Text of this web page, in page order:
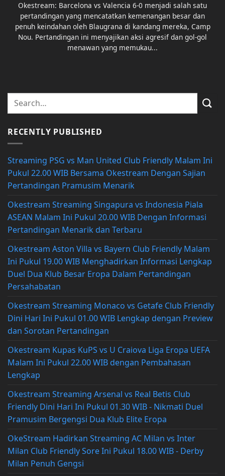
Okestream: Barcelona vs Valencia 6-0 menjadi salah satu
pertandingan yang mencatatkan kemenangan besar dan
penuh keindahan oleh Blaugrana di kandang mereka, Camp
Nou. Pertandingan ini menyajikan aksi agresif dan gol-gol
menawan yang memukau...
RECENTLY PUBLISHED
Streaming PSG vs Man United Club Friendly Malam Ini
Pukul 22.00 WIB Bersama Okestream Dengan Sajian
Pertandingan Pramusim Menarik
Okestream Streaming Singapura vs Indonesia Piala
ASEAN Malam Ini Pukul 20.00 WIB Dengan Informasi
Pertandingan Menarik dan Terbaru
Okestream Aston Villa vs Bayern Club Friendly Malam
Ini Pukul 19.00 WIB Menghadirkan Informasi Lengkap
Duel Dua Klub Besar Eropa Dalam Pertandingan
Persahabatan
Okestream Streaming Monaco vs Getafe Club Friendly
Dini Hari Ini Pukul 01.00 WIB Lengkap dengan Preview
dan Sorotan Pertandingan
Okestream Kupas KuPS vs U Craiova Liga Eropa UEFA
Malam Ini Pukul 22.00 WIB dengan Pembahasan
Lengkap
Okestream Streaming Arsenal vs Real Betis Club
Friendly Dini Hari Ini Pukul 01.30 WIB - Nikmati Duel
Pramusim Bergengsi Dua Klub Elite Eropa
OkeStream Hadirkan Streaming AC Milan vs Inter
Milan Club Friendly Sore Ini Pukul 18.00 WIB - Derby
Milan Penuh Gengsi